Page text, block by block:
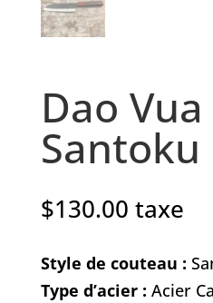
Dao
Santoku
$130.00 taxe
Style de couteau :
Type d’acier : Acier